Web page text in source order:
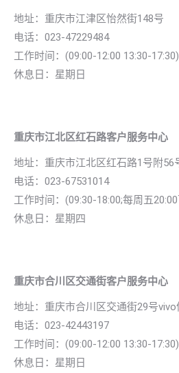
地址： 重庆市江津区怡然街148号
电话：023-47229484
工作时间：(09:00-12:00 13:30-17:30)
休息日：星期日
重庆市江北区红石路客户服务中心
地址：重庆市江北区红石路1号附56
电话：023-67531014
工作时间：(09:30-18:00;每周五
休息日：星期四
重庆市合川区交通街客户服务中心
地址：重庆市合川区交通街29号
电话：023-42443197
工作时间：(09:00-12:00 13:30-17:30)
休息日：星期日